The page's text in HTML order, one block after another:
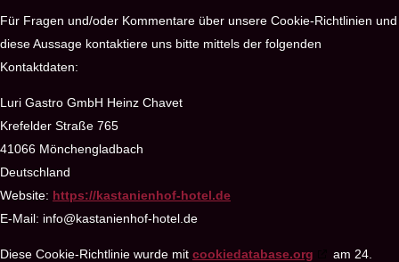
Für Fragen und/oder Kommentare über unsere Cookie-Richtlinien und
diese Aussage kontaktiere uns bitte mittels der folgenden
Kontaktdaten:
Luri Gastro GmbH Heinz Chavet
Krefelder Straße 765
41066 Mönchengladbach
Deutschland
Website: https://kastanienhof-hotel.de
E-Mail: info@kastanienhof-hotel.de
Diese Cookie-Richtlinie wurde mit cookiedatabase.org
am 24.